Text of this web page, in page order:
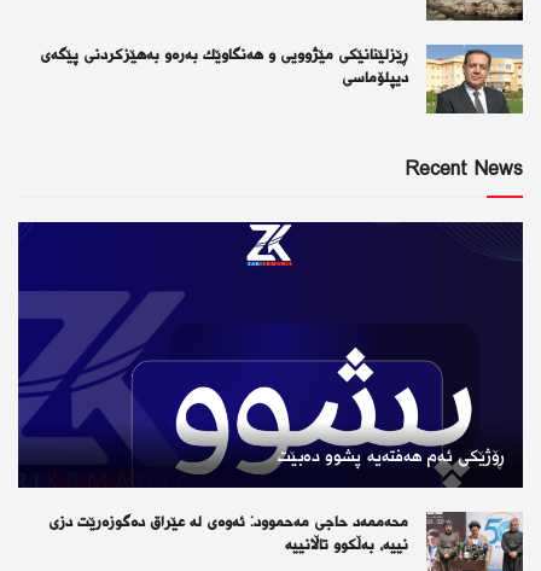
ڕێزلێنانێكی مێژوویی و هەنگاوێك بەرەو بەهێزكردنی پێگەی
دیپلۆماسی
Recent News
ڕۆژێكی ئەم هەفتەیە پشوو دەبێت
محەممەد حاجی مەحموود: ئەوەی لە عێراق دەگوزەرێت دزی
نییە، بەڵکوو تاڵانییە